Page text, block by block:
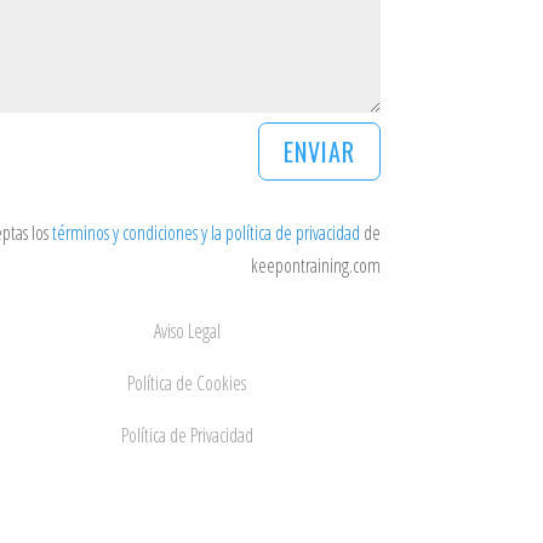
ENVIAR
lostérminos y condiciones y la política de privacidad de
keepontraining.com
Aviso Legal
Política de Cookies
Política de Privacidad